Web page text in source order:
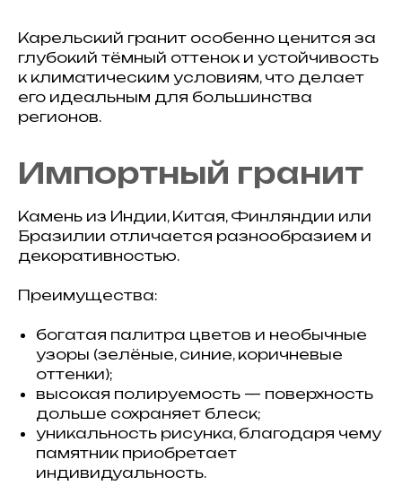
Карельский гранит особенно ценится за
глубокий тёмный оттенок и устойчивость
к климатическим условиям, что делает
его идеальным для большинства
регионов.
Импортный гранит
Камень из Индии, Китая, Финляндии или
Бразилии отличается разнообразием и
декоративностью.
Преимущества:
богатая палитра цветов и необычные
узоры (зелёные, синие, коричневые
оттенки);
высокая полируемость — поверхность
дольше сохраняет блеск;
уникальность рисунка, благодаря чему
памятник приобретает
индивидуальность.